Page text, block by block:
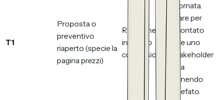
T1
Proposta o
preventivo
riaperto (specie la
pagina prezzi)
Revisione
interna o
condivisione
giornata.
Dare per
scontato
che uno
stakeholder
stia
venendo
briefato.